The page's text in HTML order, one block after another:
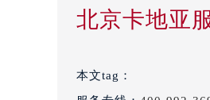
北京卡地亚
本文tag：